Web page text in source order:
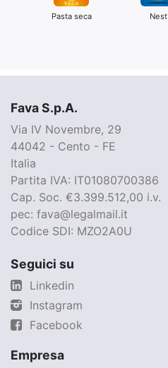
Pasta seca Nest
Fava S.p.A.
Via IV Novembre, 29
44042 - Cento - FE
Italia
Partita IVA: IT01080700386
Cap. Soc. €3.399.512,00 i.v.
pec: fava@legalmail.it
Codice SDI: MZO2A0U
Seguici su
Linkedin
Instagram
Facebook
Empresa